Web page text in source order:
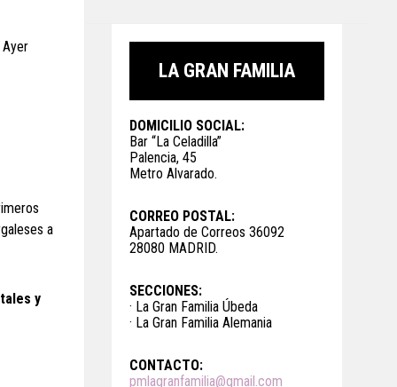
a
y
LA GRAN FAMILIA
DOMICILIO SOCIAL:
Bar “La Celadilla”
Palencia, 45
Metro Alvarado.
CORREO POSTAL:
Apartado de Correos 36092
28080 MADRID.
SECCIONES:
· La Gran Familia Úbeda
· La Gran Familia Alemania
CONTACTO:
pmlagranfamilia@gmail.com